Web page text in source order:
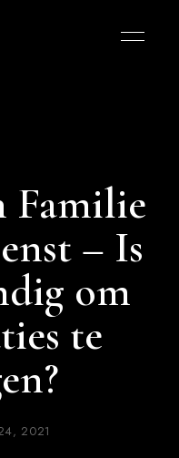
Familie
– Is
om
te
2021